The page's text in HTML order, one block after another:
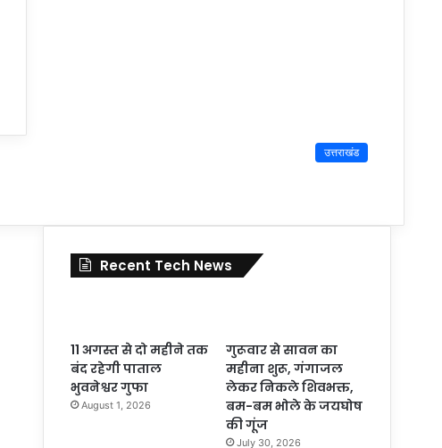
उत्तराखंड
Recent Tech News
11 अगस्त से दो महीने तक
बंद रहेगी पाताल
भुवनेश्वर गुफा
August 1, 2026
गुरूवार से सावन का
महीना शुरू, गंगाजल
लेकर निकले शिवभक्त,
बम-बम भोले के जयघोष
की गूंज
July 30, 2026